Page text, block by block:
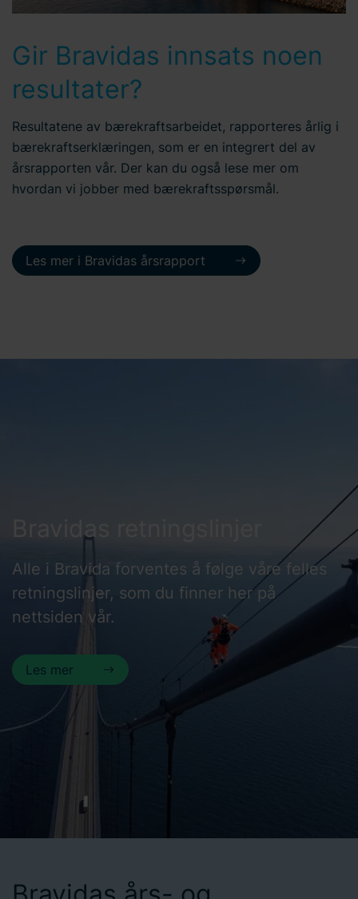
Gir Bravidas innsats noen
resultater?
Resultatene av bærekraftsarbeidet, rapporteres årlig i
bærekraftserklæringen, som er en integrert del av
årsrapporten vår. Der kan du også lese mer om
hvordan vi jobber med bærekraftsspørsmål.
Les mer i Bravidas årsrapport
Bravidas retningslinjer
Alle i Bravida forventes å følge våre felles
retningslinjer, som du finner her på
nettsiden vår.
Les mer